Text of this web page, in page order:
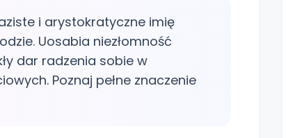
i arystokratyczne imię
Uosabia niezłomność
dar radzenia sobie w
Poznaj pełne znaczenie